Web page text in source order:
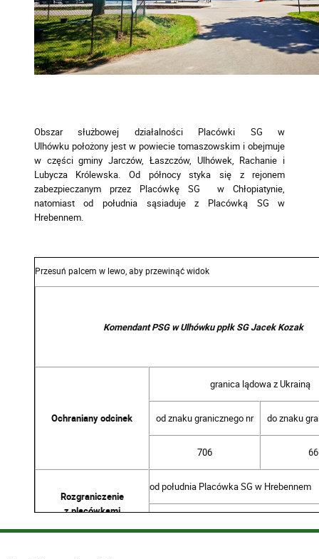
Obszar służbowej działalności Placówki SG w
Ulhówku położony jest w powiecie tomaszowskim i obejmuje
w części gminy Jarczów, Łaszczów, Ulhówek, Rachanie i
Lubycza Królewska. Od północy styka się z rejonem
zabezpieczanym przez Placówkę SG w Chłopiatynie,
natomiast od południa sąsiaduje z Placówką SG w
Hrebennem.
Komendant PSG w Ulhówku ppłk SG Jacek Kozak
Ochraniany odcinek
granica lądowa z Ukrainą
od znaku granicznego nr do znaku
706
Rozgraniczenie
z placówkami
od południa Placówka SG w Hrebennem